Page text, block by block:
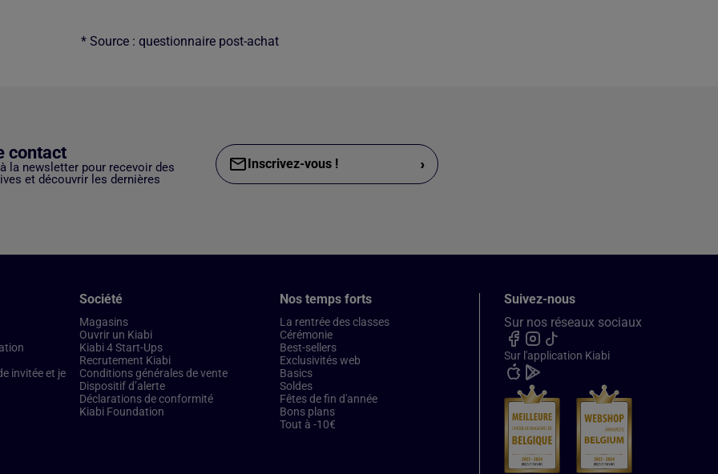
* Source : questionnaire post-achat
contact
la newsletter pour recevoir des
et découvrir les dernières
Inscrivez-vous ! ›
invitée et je
Société
Magasins
Ouvrir un Kiabi
Kiabi 4 Start-Ups
Recrutement Kiabi
Conditions générales de vente
Dispositif d’alerte
Déclarations de conformité
Kiabi Foundation
Nos temps forts
La rentrée des classes
Cérémonie
Best-sellers
Exclusivités web
Basics
Soldes
Fêtes de fin d'année
Bons plans
Tout à -10€
Suivez-nous
Sur nos réseaux sociaux
Sur l'application Kiabi